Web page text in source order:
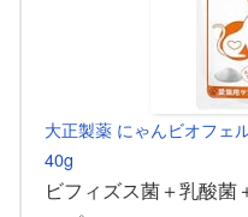
大正製薬 にゃんビオフェ
40g
ビフィズス菌＋乳酸菌